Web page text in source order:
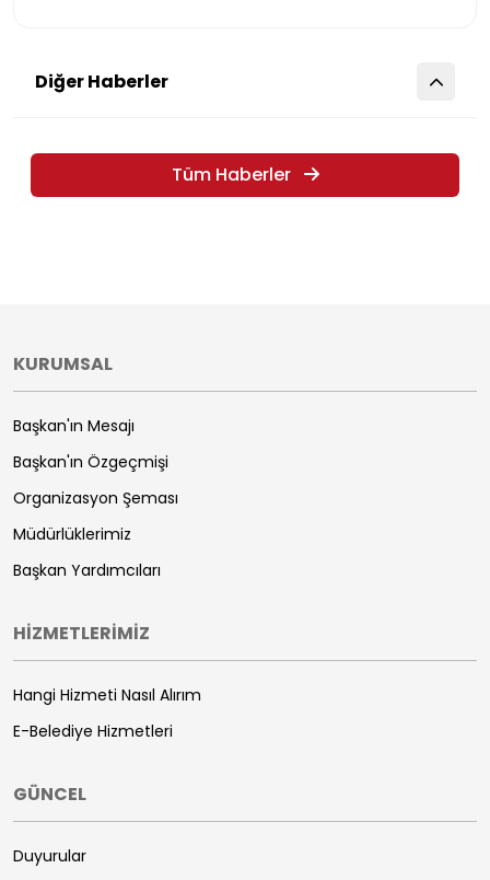
Diğer Haberler
Tüm Haberler
KURUMSAL
Başkan'ın Mesajı
Başkan'ın Özgeçmişi
Organizasyon Şeması
Müdürlüklerimiz
Başkan Yardımcıları
HİZMETLERİMİZ
Hangi Hizmeti Nasıl Alırım
E-Belediye Hizmetleri
GÜNCEL
Duyurular